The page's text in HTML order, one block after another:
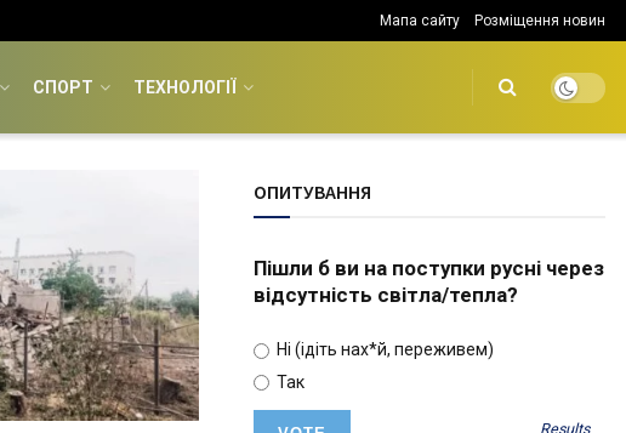
Мапа сайту Розміщення новин
СПОРТ ТЕХНОЛОГІЇ
ОПИТУВАННЯ
Пішли б ви на поступки русні через
відсутність світла/тепла?
Ні (ідіть нах*й, переживем)
Так
Results